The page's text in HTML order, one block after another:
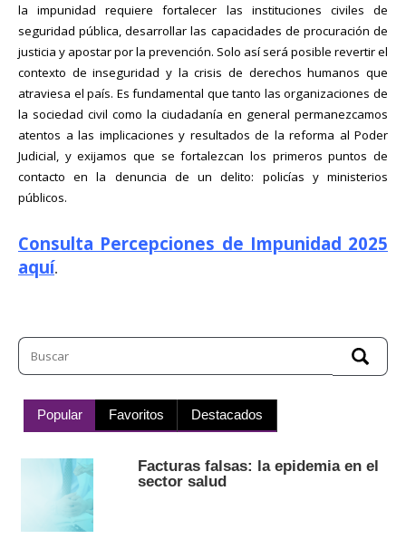
la impunidad requiere fortalecer las instituciones civiles de
seguridad pública, desarrollar las capacidades de procuración de
justicia y apostar por la prevención. Solo así será posible revertir el
contexto de inseguridad y la crisis de derechos humanos que
atraviesa el país. Es fundamental que tanto las organizaciones de
la sociedad civil como la ciudadanía en general permanezcamos
atentos a las implicaciones y resultados de la reforma al Poder
Judicial, y exijamos que se fortalezcan los primeros puntos de
contacto en la denuncia de un delito: policías y ministerios
públicos.
Consulta Percepciones de Impunidad 2025
aquí.
Popular Favoritos Destacados
Facturas falsas: la epidemia en el
sector salud